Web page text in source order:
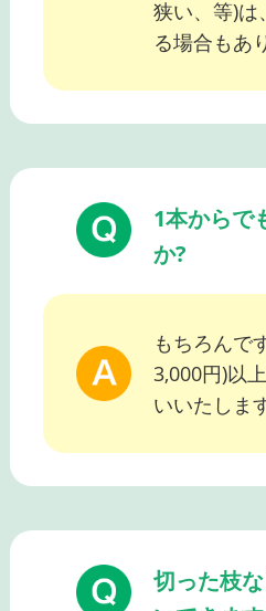
狭い、等)は
る場合もあ
1本からで
か?
もちろんで
3,000円)以
いいたしま
切った枝